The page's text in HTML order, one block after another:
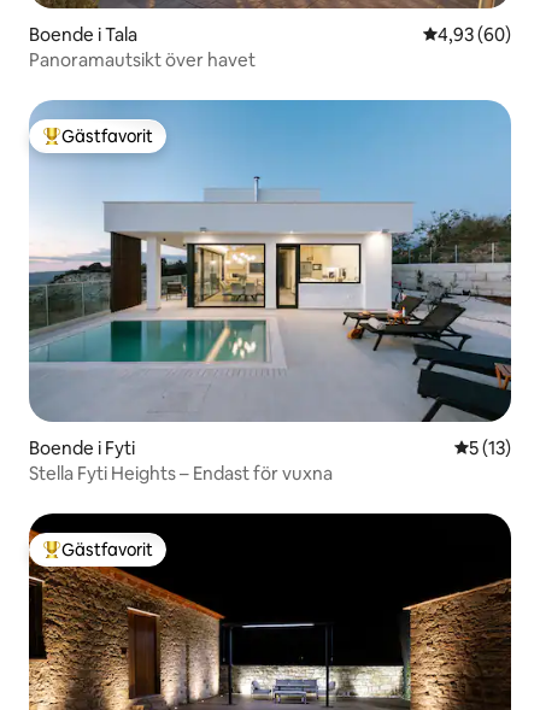
Boende i Tala 4,93 av 5 i
4,93 (60)
Panoramautsikt över havet
Populär gästfavorit
Gästfavorit
Boende i Fyti 5 av 5 i
5 (13)
Stella Fyti Heights – Endast för vuxna
Populär gästfavorit
Gästfavorit